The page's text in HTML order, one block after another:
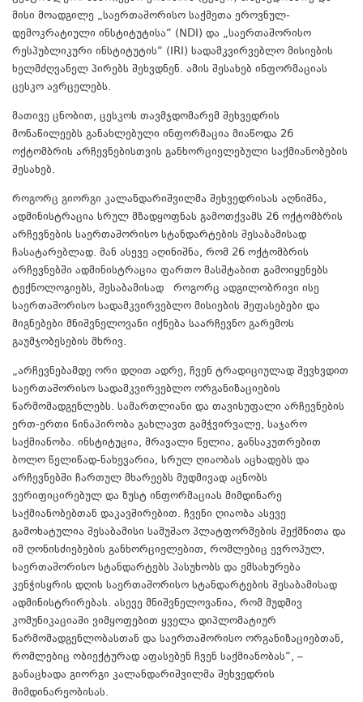
მისი მოადგილე „საერთაშორისო საქმეთა ეროვნულ-
დემოკრატიული ინსტიტუტისა“ (NDI) და „საერთაშორისო
რესპუბლიკური ინსტიტუტის“ (IRI) სადამკვირვებლო მისიების
ხელმძღვანელ პირებს შეხვდნენ. ამის შესახებ ინფორმაციას
ცესკო ავრცელებს.
მათივე ცნობით, ცესკოს თავმჯდომარემ შეხვედრის
მონაწილეებს განახლებული ინფორმაცია მიაწოდა 26
ოქტომბრის არჩევნებისთვის განხორციელებული საქმიანობების
შესახებ.
როგორც გიორგი კალანდარიშვილმა შეხვედრისას აღნიშნა,
ადმინისტრაცია სრულ მზადყოფნას გამოთქვამს 26 ოქტომბრის
არჩევნების საერთაშორისო სტანდარტების შესაბამისად
ჩასატარებლად. მან ასევე აღინიშნა, რომ 26 ოქტომბრის
არჩევნებში ადმინისტრაცია ფართო მასშტაბით გამოიყენებს
ტექნოლოგიებს, შესაბამისად როგორც ადგილობრივი ისე
საერთაშორისო სადამკვირვებლო მისიების შეფასებები და
მიგნებები მნიშვნელოვანი იქნება საარჩევნო გარემოს
გაუმჯობესების მხრივ.
„არჩევნებამდე ორი დღით ადრე, ჩვენ ტრადიციულად შევხვდით
საერთაშორისო სადამკვირვებლო ორგანიზაციების
წარმომადგენლებს. სამართლიანი და თავისუფალი არჩევნების
ერთ-ერთი წინაპირობა გახლავთ გამჭვირვალე, საჯარო
საქმიანობა. ინსტიტუცია, მრავალი წელია, განსაკუთრებით
ბოლო წელიწად-ნახევარია, სრულ ღიაობას აცხადებს და
არჩევნებში ჩართულ მხარეებს მუდმივად აცნობს
ვერიფიცირებულ და ზუსტ ინფორმაციას მიმდინარე
საქმიანობებთან დაკავშირებით. ჩვენი ღიაობა ასევე
გამოხატულია შესაბამისი სამუშაო პლატფორმების შექმნითა და
იმ ღონისძიებების განხორციელებით, რომლებიც ევროპულ,
საერთაშორისო სტანდარტებს პასუხობს და ემსახურება
კენჭისყრის დღის საერთაშორისო სტანდარტების შესაბამისად
ადმინისტრირებას. ასევე მნიშვნელოვანია, რომ მუდმივ
კომუნიკაციაში ვიმყოფებით ყველა დიპლომატიურ
წარმომადგენლობასთან და საერთაშორისო ორგანიზაციებთან,
რომლებიც ობიექტურად აფასებენ ჩვენ საქმიანობას“, –
განაცხადა გიორგი კალანდარიშვილმა შეხვედრის
მიმდინარეობისას.